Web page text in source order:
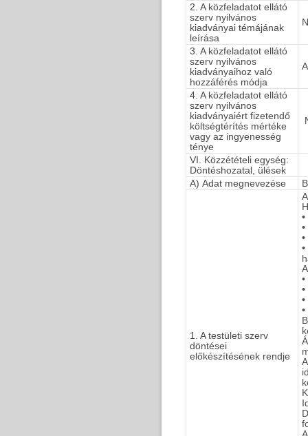
2. A közfeladatot ellátó
szerv nyilvános
kiadványai témájának
leírása
3. A közfeladatot ellátó
szerv nyilvános
kiadványaihoz való
hozzáférés módja
4. A közfeladatot ellátó
szerv nyilvános
kiadványaiért fizetendő
költségtérítés mértéke
vagy az ingyenesség
ténye
VI. Közzétételi egység:
Döntéshozatal, ülések
A) Adat megnevezése
1. A testületi szerv
döntései
előkészítésének rendje